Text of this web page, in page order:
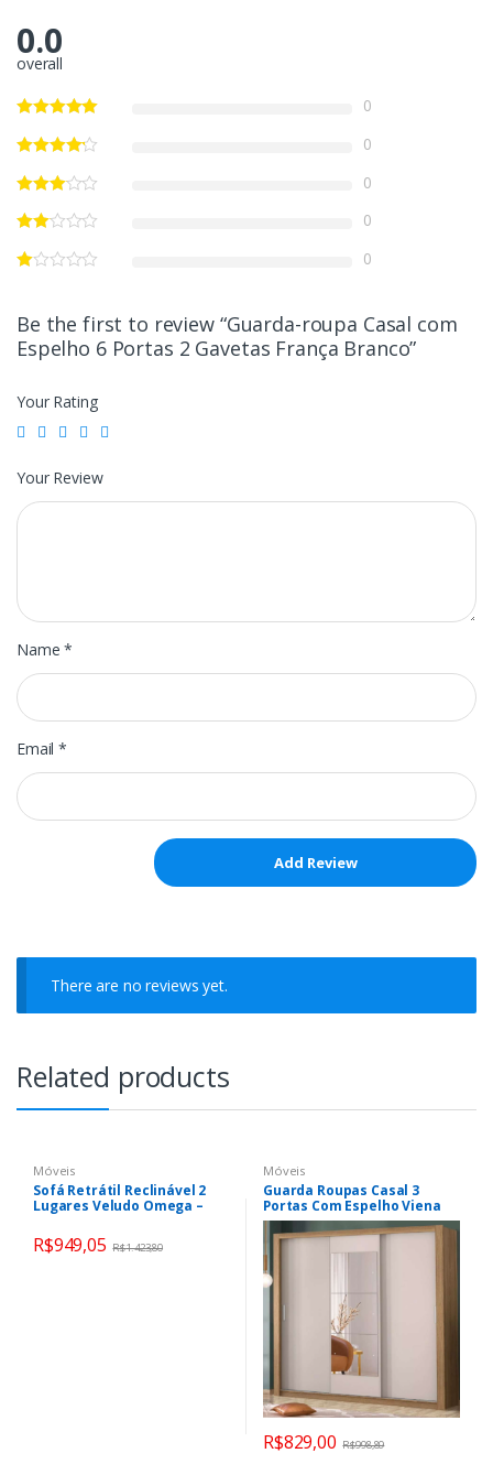
0.0
overall
0
0
0
0
0
Be the first to review “Guarda-roupa Casal com
Espelho 6 Portas 2 Gavetas França Branco”
Your Rating
Your Review
Name*
Email*
There are no reviews yet.
Related products
Móveis
Sofá Retrátil Reclinável 2
Lugares Veludo Omega –
R$949,05 R$1.423,80
Móveis
Guarda Roupas Casal 3
Portas Com Espelho Viena
Amêndoa Off
R$829,00 R$998,89